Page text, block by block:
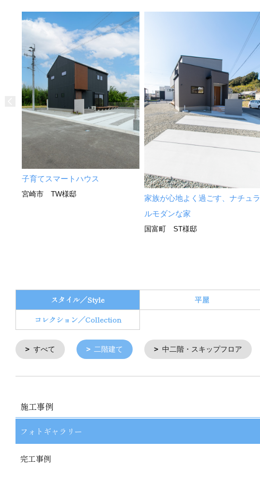
子育てスマートハウス
宮崎市 TW様邸
家族が心地よく過ごす、ナチュラ
ルモダンな家
国富町 ST様邸
スタイル／Style 平屋
コレクション／Collection
すべて 二階建て 中二階・スキップフロア
施工事例
フォトギャラリー
完工事例